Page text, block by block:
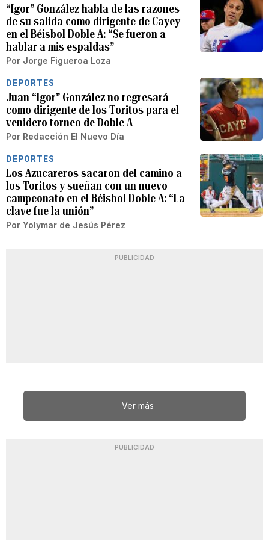
“Igor” González habla de las razones
de su salida como dirigente de Cayey
en el Béisbol Doble A: “Se fueron a
hablar a mis espaldas”
Por Jorge Figueroa Loza
DEPORTES
Juan “Igor” González no regresará
como dirigente de los Toritos para el
venidero torneo de Doble A
Por Redacción El Nuevo Día
DEPORTES
Los Azucareros sacaron del camino a
los Toritos y sueñan con un nuevo
campeonato en el Béisbol Doble A: “La
clave fue la unión”
Por Yolymar de Jesús Pérez
PUBLICIDAD
Ver más
PUBLICIDAD